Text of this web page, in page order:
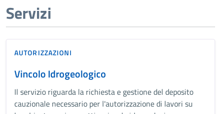
Servizi
AUTORIZZAZIONI
Vincolo Idrogeologico
Il servizio riguarda la richiesta e gestione del deposito
cauzionale necessario per l'autorizzazione di lavori su